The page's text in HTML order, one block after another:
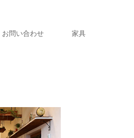
お問い合わせ 家具